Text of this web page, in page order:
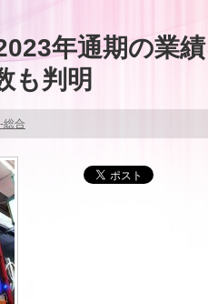
年通期の業績
も判明
総合